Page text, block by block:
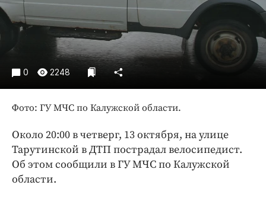
Экономика и бизнес
ПРОЕКТЫ
Блоги
Издания
Медиаперсона
Интересное чтиво
Бренд года
Работодатель года
0 2248
Фото: ГУ МЧС по Калужской области.
Около 20:00 в четверг, 13 октября, на улице
Тарутинской в ДТП пострадал велосипедист.
Об этом сообщили в ГУ МЧС по Калужской
области.